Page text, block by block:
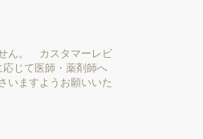
ん。 カスタマーレビ
じて医師・薬剤師へ
いますようお願いいた